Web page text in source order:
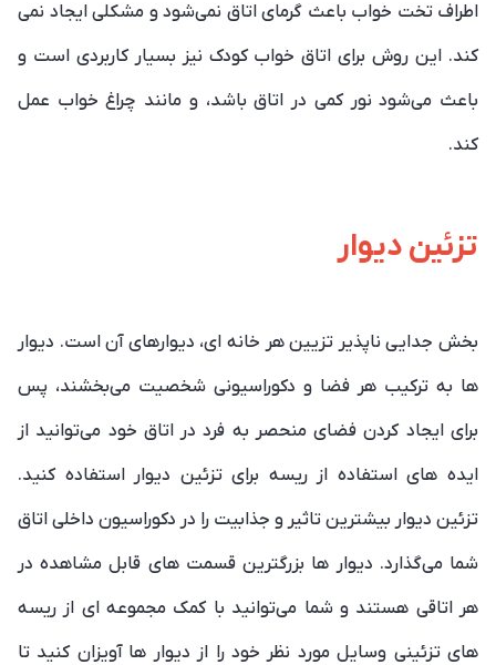
اطراف تخت خواب باعث گرمای اتاق نمی‌شود و مشکلی ایجاد نمی
کند. این روش برای اتاق خواب کودک نیز بسیار کاربردی است و
باعث می‌شود نور کمی در اتاق باشد، و مانند چراغ خواب عمل
کند.
تزئین دیوار
بخش جدایی ناپذیر تزیین هر خانه ای، دیوارهای آن است. دیوار
ها به ترکیب هر فضا و دکوراسیونی شخصیت می‌بخشند، پس
برای ایجاد کردن فضای منحصر به فرد در اتاق خود می‌توانید از
ایده های استفاده از ریسه برای تزئین دیوار استفاده کنید.
تزئین دیوار بیشترین تاثیر و جذابیت را در دکوراسیون داخلی اتاق
شما می‌گذارد. دیوار ها بزرگترین قسمت های قابل مشاهده در
هر اتاقی هستند و شما می‌توانید با کمک مجموعه ای از ریسه
های تزئینی وسایل مورد نظر خود را از دیوار ها آویزان کنید تا